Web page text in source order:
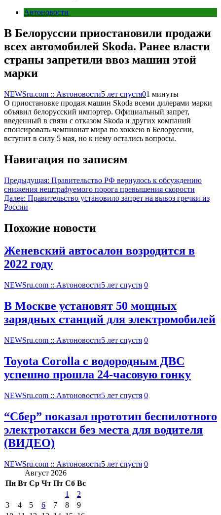
Автоновости
В Белоруссии приостановили продажи
всех автомобилей Skoda. Ранее власти
страны запретили ввоз машин этой
марки
NEWSru.com :: Автоновости5 лет спустя01 минуты
О приостановке продаж машин Skoda всеми дилерами марки
объявил белорусский импортер. Официальный запрет,
введенный в связи с отказом Skoda и других компаний
спонсировать чемпионат мира по хоккею в Белоруссии,
вступит в силу 5 мая, но к нему остались вопросы.
Навигация по записям
Предыдущая: Правительство РФ вернулось к обсуждению
снижения нештрафуемого порога превышения скорости
Далее: Правительство установило запрет на вывоз гречки из
России
Похожие новости
Женевский автосалон возродится в
2022 году
NEWSru.com :: Автоновости5 лет спустя 0
В Москве установят 50 мощных
зарядных станций для электромобилей
NEWSru.com :: Автоновости5 лет спустя 0
Toyota Corolla с водородным ДВС
успешно прошла 24-часовую гонку
NEWSru.com :: Автоновости5 лет спустя 0
“Сбер” показал прототип беспилотного
электротакси без места для водителя
(ВИДЕО)
NEWSru.com :: Автоновости5 лет спустя 0
Август 2026
Пн Вт Ср Чт Пт Сб Вс
1
2
3
4 5 6 7 8
9